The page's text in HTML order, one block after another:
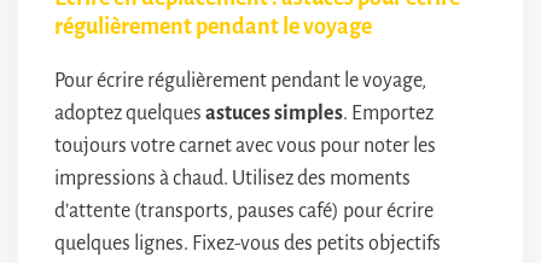
régulièrement pendant le voyage
Pour écrire régulièrement pendant le voyage,
adoptez quelques astuces simples. Emportez
toujours votre carnet avec vous pour noter les
impressions à chaud. Utilisez des moments
d’attente (transports, pauses café) pour écrire
quelques lignes. Fixez-vous des petits objectifs